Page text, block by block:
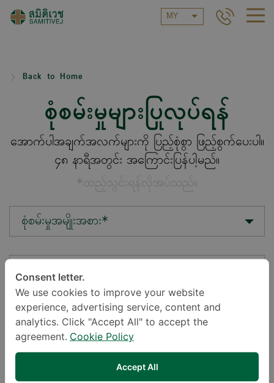
MY
Back to Home
စုံစမ်းမှုများပြုလုပ်ရန်
အောက်ပါအချက်အလက်များကို ပြည့်စုံစွာ ဖြည့်စွက်ပေးပါ။
၄၈ နာရီအတွင်း အကြောင်းပြန်ပါ့မည်။
*ထည့်သွင်းရန်လိုအပ်သည်။
စုံစမ်းမှုအမျိုးအစား*
တည်နေရာ*
မေးလိုသောမေးခွန်း*
Consent letter.
We use cookies to improve your website
experience, advertising service, content and
analytics. Click "Accept All" to accept the
agreement. Cookie Policy
Accept All